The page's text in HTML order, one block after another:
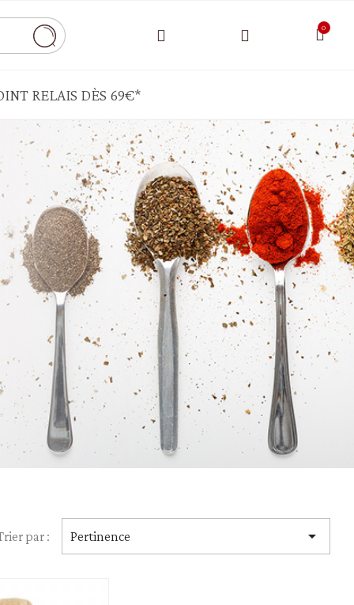
CONDIMENTS - SAUCE - AIDES CULINAIRES
Bouillon - chapelure
Cornichons - câpres -pickels
Ghee - autres matières grasses
Moutarde - mayonnaise - ketchup
Sauce tomate - pesto - crème de légumes
HUILES - VINAIGRE - ÉPICES
Epices - herbes aromatiques - sel - poivre
Huiles
Vinaigres
RELAIS DÈS 69€*
par : Pertinence 